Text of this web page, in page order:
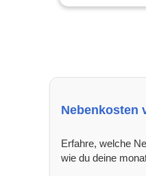
Nebenkosten
Erfahre, welche
wie du deine